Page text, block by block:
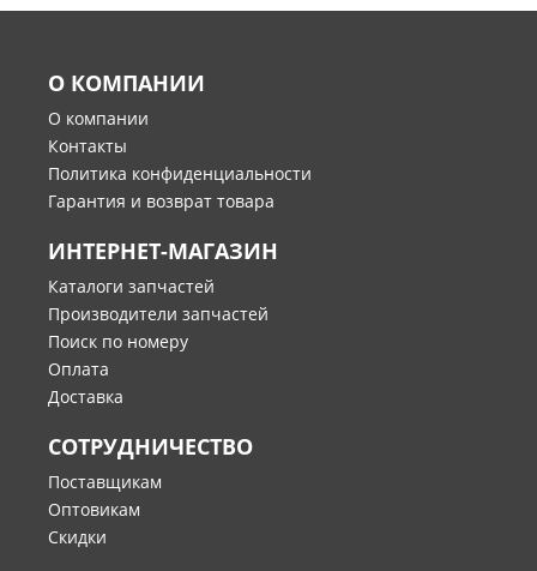
О КОМПАНИИ
О компании
Контакты
Политика конфиденциальности
Гарантия и возврат товара
ИНТЕРНЕТ-МАГАЗИН
Каталоги запчастей
Производители запчастей
Поиск по номеру
Оплата
Доставка
СОТРУДНИЧЕСТВО
Поставщикам
Оптовикам
Скидки